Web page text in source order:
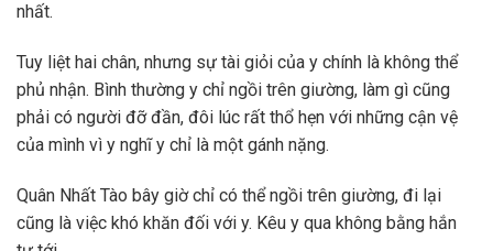
nhất.
Tuy liệt hai chân, nhưng sự tài giỏi của y chính là không thể
phủ nhận. Bình thường y chỉ ngồi trên giường, làm gì cũng
phải có người đỡ đần, đôi lúc rất thổ hẹn với những cận vệ
của mình vì y nghĩ y chỉ là một gánh nặng.
Quân Nhất Tào bây giờ chỉ có thể ngồi trên giường, đi lại
cũng là việc khó khăn đối với y. Kêu y qua không bằng hắn